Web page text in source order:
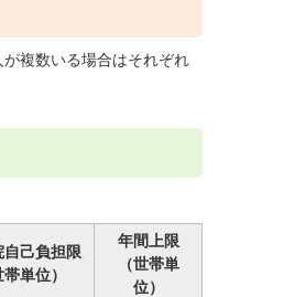
複数いる場合はそれぞれ
己負担限
単位）
年間上限
（世帯単
位）